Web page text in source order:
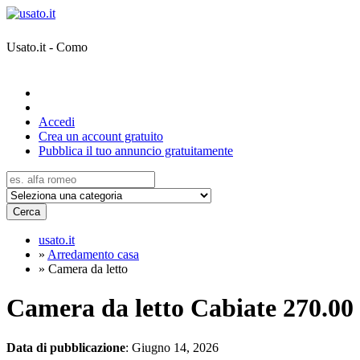
Usato.it - Como
Accedi
Crea un account gratuito
Pubblica il tuo annuncio gratuitamente
Cerca
usato.it
» Arredamento casa
» Camera da letto
Camera da letto Cabiate 270.00
Data di pubblicazione: Giugno 14, 2026